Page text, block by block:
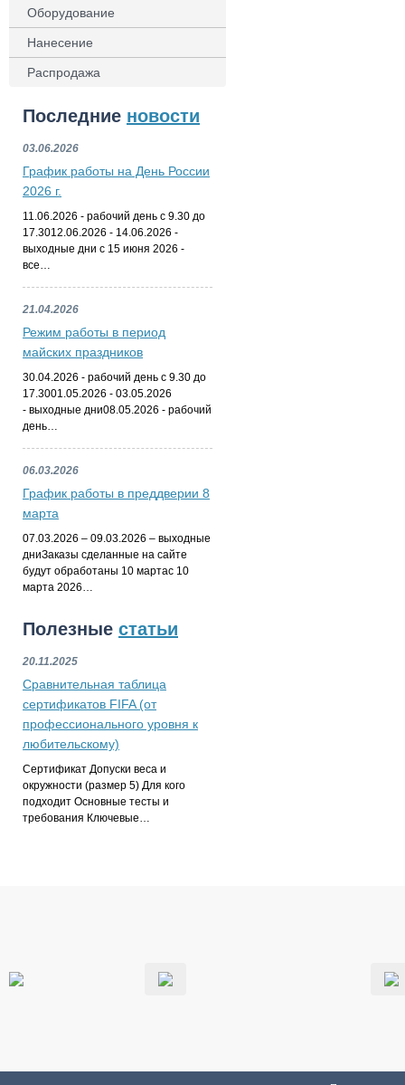
Оборудование
Нанесение
Распродажа
Последние новости
03.06.2026
График работы на День России
2026 г.
11.06.2026 - рабочий день с 9.30 до
17.3012.06.2026 - 14.06.2026 -
выходные дни с 15 июня 2026 -
все…
21.04.2026
Режим работы в период
майских праздников
30.04.2026 - рабочий день с 9.30 до
17.3001.05.2026 - 03.05.2026
- выходные дни08.05.2026 - рабочий
день…
06.03.2026
График работы в преддверии 8
марта
07.03.2026 – 09.03.2026 – выходные
дниЗаказы сделанные на сайте
будут обработаны 10 мартас 10
марта 2026…
Полезные статьи
20.11.2025
Сравнительная таблица
сертификатов FIFA (от
профессионального уровня к
любительскому)
Сертификат Допуски веса и
окружности (размер 5) Для кого
подходит Основные тесты и
требования Ключевые…